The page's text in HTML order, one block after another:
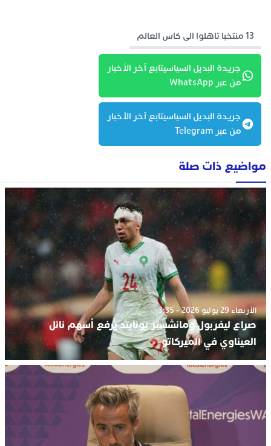
13 منتخبا تاهلوا الى كاس العالم
جريدة البديل السياسيتابع آخر الأخبار
من عبر WhatsApp
جريدة البديل السياسيتابع آخر الأخبار
من عبر Telegram
مواضيع ذات صلة
الأربعاء 29 يوليو 2026 - 3:35
صراع ليفربول ومانشستر يونايتد يرفع أسهم نائل
العيناوي في الميركاتو